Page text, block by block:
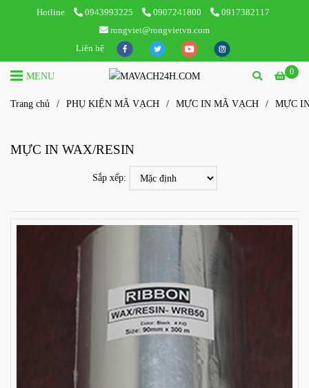
Hotline 0943993225 0907241800
0917382117
rongviet@rongvietvn.com
Liên hệ
0
MENU
Trang chủ / PHỤ KIỆN MÃ VẠCH / MỰC IN MÃ VẠCH / MỰC
MỰC IN WAX/RESIN
Sắp xếp: